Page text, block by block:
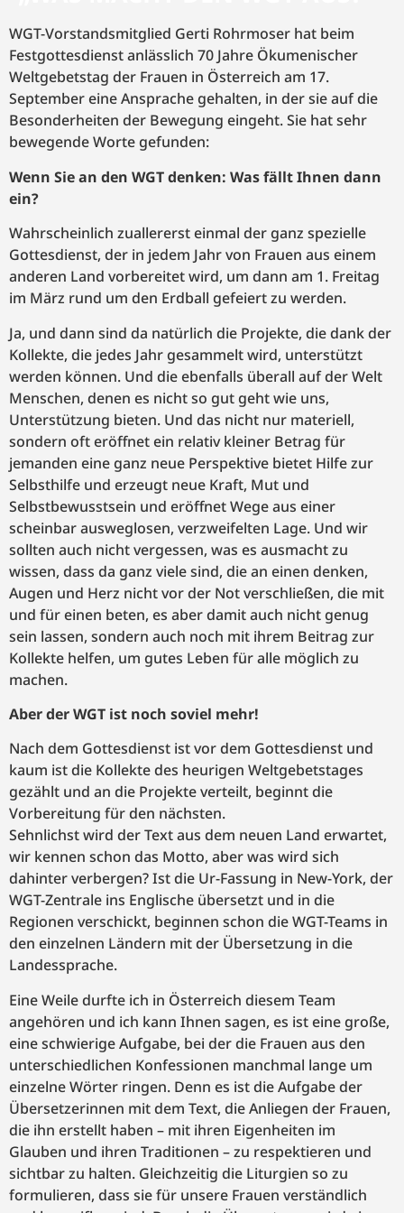
WGT-Vorstandsmitglied Gerti Rohrmoser hat beim
Festgottesdienst anlässlich 70 Jahre Ökumenischer
Weltgebetstag der Frauen in Österreich am 17.
September eine Ansprache gehalten, in der sie auf die
Besonderheiten der Bewegung eingeht. Sie hat sehr
bewegende Worte gefunden:
Wenn Sie an den WGT denken: Was fällt Ihnen dann
ein?
Wahrscheinlich zuallererst einmal der ganz spezielle
Gottesdienst, der in jedem Jahr von Frauen aus einem
anderen Land vorbereitet wird, um dann am 1. Freitag
im März rund um den Erdball gefeiert zu werden.
Ja, und dann sind da natürlich die Projekte, die dank der
Kollekte, die jedes Jahr gesammelt wird, unterstützt
werden können. Und die ebenfalls überall auf der Welt
Menschen, denen es nicht so gut geht wie uns,
Unterstützung bieten. Und das nicht nur materiell,
sondern oft eröffnet ein relativ kleiner Betrag für
jemanden eine ganz neue Perspektive bietet Hilfe zur
Selbsthilfe und erzeugt neue Kraft, Mut und
Selbstbewusstsein und eröffnet Wege aus einer
scheinbar ausweglosen, verzweifelten Lage. Und wir
sollten auch nicht vergessen, was es ausmacht zu
wissen, dass da ganz viele sind, die an einen denken,
Augen und Herz nicht vor der Not verschließen, die mit
und für einen beten, es aber damit auch nicht genug
sein lassen, sondern auch noch mit ihrem Beitrag zur
Kollekte helfen, um gutes Leben für alle möglich zu
machen.
Aber der WGT ist noch soviel mehr!
Nach dem Gottesdienst ist vor dem Gottesdienst und
kaum ist die Kollekte des heurigen Weltgebetstages
gezählt und an die Projekte verteilt, beginnt die
Vorbereitung für den nächsten.
Sehnlichst wird der Text aus dem neuen Land erwartet,
wir kennen schon das Motto, aber was wird sich
dahinter verbergen? Ist die Ur-Fassung in New-York, der
WGT-Zentrale ins Englische übersetzt und in die
Regionen verschickt, beginnen schon die WGT-Teams in
den einzelnen Ländern mit der Übersetzung in die
Landessprache.
Eine Weile durfte ich in Österreich diesem Team
angehören und ich kann Ihnen sagen, es ist eine große,
eine schwierige Aufgabe, bei der die Frauen aus den
unterschiedlichen Konfessionen manchmal lange um
einzelne Wörter ringen. Denn es ist die Aufgabe der
Übersetzerinnen mit dem Text, die Anliegen der Frauen,
die ihn erstellt haben – mit ihren Eigenheiten im
Glauben und ihren Traditionen – zu respektieren und
sichtbar zu halten. Gleichzeitig die Liturgien so zu
formulieren, dass sie für unsere Frauen verständlich